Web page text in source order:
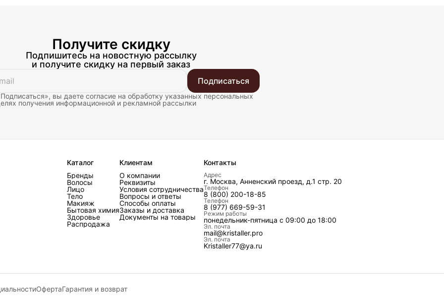
Получите скидку
Подпишитесь на новостную рассылку
и получите скидку на первый заказ
Подписаться
вы даете согласие на обработку указанных персональных
получения информационной и рекламной рассылки
Каталог
Бренды
Волосы
Лицо
Тело
Макияж
Бытовая химия
Здоровье
Распродажа
Клиентам
О компании
Реквизиты
Условия сотрудничества
Вопросы и ответы
Способы оплаты
Заказы и доставка
Документы на товары
Контакты
Адрес
г. Москва, Анненский проезд, д.1 стр. 20
Телефон
8 (800) 200-18-85
Телефон
8 (977) 669-59-31
Режим работы
понедельник-пятница с 09:00 до 18:00
Эл. почта
mail@kristaller.pro
Эл. почта
Kristaller77@ya.ru
ОфертаГарантия и возврат